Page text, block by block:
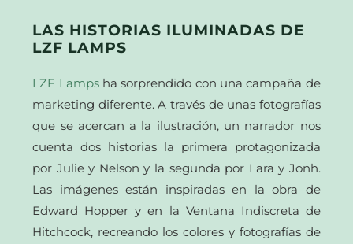
LAS HISTORIAS ILUMINADAS DE
LZF LAMPS
LZF Lampsha sorprendido con una campaña de
marketing diferente. A través de unas fotografías
que se acercan a la ilustración, un narrador nos
cuenta dos historias la primera protagonizada
por Julie y Nelson y la segunda por Lara y Jonh.
Las imágenes están inspiradas en la obra de
Edward Hopper y en la Ventana Indiscreta de
Hitchcock, recreando los colores y fotografías de